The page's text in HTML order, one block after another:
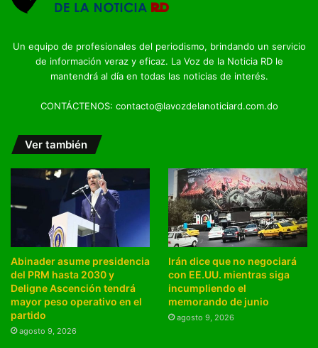
Un equipo de profesionales del periodismo, brindando un servicio
de información veraz y eficaz. La Voz de la Noticia RD le
mantendrá al día en todas las noticias de interés.
CONTÁCTENOS: contacto@lavozdelanoticiard.com.do
Ver también
Abinader asume presidencia
del PRM hasta 2030 y
Deligne Ascención tendrá
mayor peso operativo en el
partido
agosto 9, 2026
Irán dice que no negociará
con EE.UU. mientras siga
incumpliendo el
memorando de junio
agosto 9, 2026